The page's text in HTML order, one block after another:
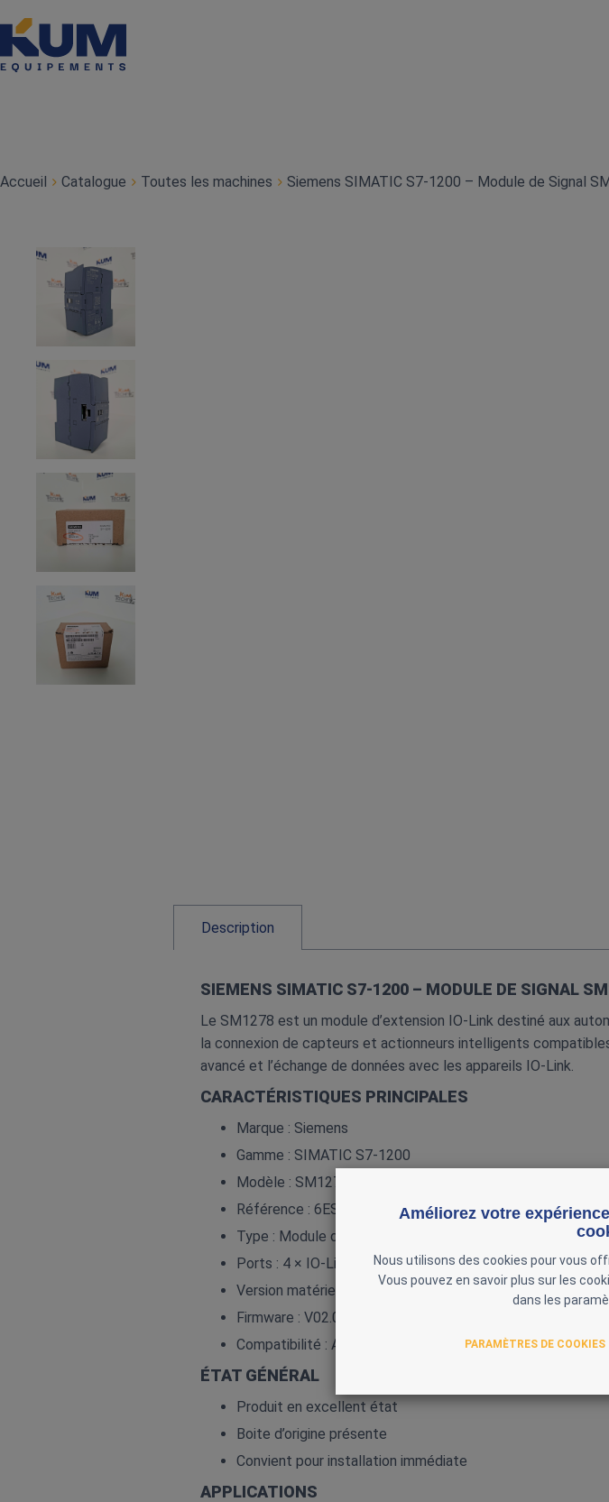
Accueil Catalogue Toutes les machines Siemens SIMATIC S7‑1200 – Module de Signal
Description
SIEMENS SIMATIC S7‑1200 – MODULE DE SIGNAL
Le SM1278 est un module d’extension IO‑Link destiné aux
la connexion de capteurs et actionneurs intelligents
avancé et l’échange de données avec les appareils IO‑Link.
CARACTÉRISTIQUES PRINCIPALES
Marque : Siemens
Gamme : SIMATIC S7‑1200
Modèle : SM1278 – IO‑Link
Référence : 6ES7 278‑4BD32‑0XB0
Type : Module de signal IO‑Link
Ports : 4 × IO‑Link
Version matérielle : FS03
Firmware : V02.01.00
Compatibilité : Automates S7‑1200
ÉTAT GÉNÉRAL
Produit en excellent état
Boite d’origine présente
Convient pour installation immédiate
APPLICATIONS
Améliorez votre
Nous utilisons des cookies pour vous
Vous pouvez en savoir plus sur les
dans les
PARAMÈTRES DE COOKIES